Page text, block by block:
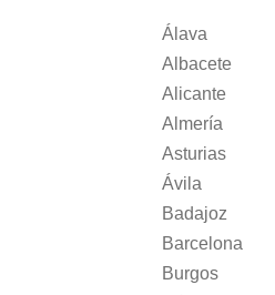
Álava
Albacete
Alicante
Almería
Asturias
Ávila
Badajoz
Barcelona
Burgos